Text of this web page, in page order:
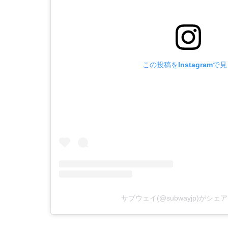
この投稿をInstagramで見
サブウェイ(@subwayjp)がシェ